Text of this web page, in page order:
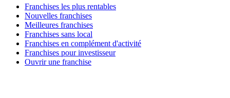
Franchises les plus rentables
Nouvelles franchises
Meilleures franchises
Franchises sans local
Franchises en complément d'activité
Franchises pour investisseur
Ouvrir une franchise